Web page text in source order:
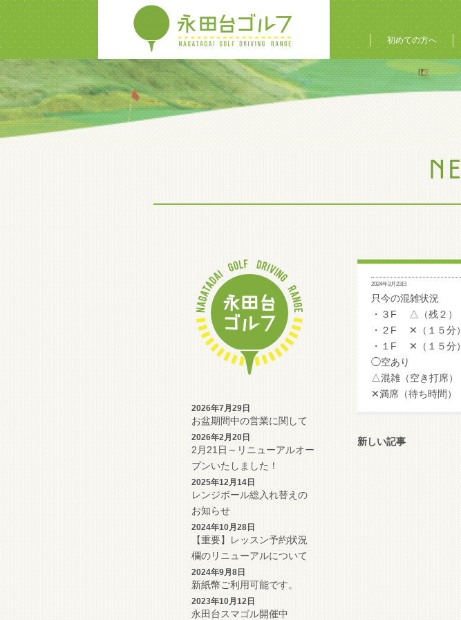
初めての方へ
2026年7月29日
お盆期間中の営業に関して
2026年2月20日
2月21日～リニューアルオー
プンいたしました！
2025年12月14日
レンジボール総入れ替えの
お知らせ
2024年10月28日
【重要】レッスン予約状況
欄のリニューアルについて
2024年9月8日
新紙幣ご利用可能です。
2023年10月12日
永田台スマゴル開催中
2024年3月23日
只今の混雑状況
・３F △（残２）
・２F ✕（１５分）
・１F ✕（１５分）
◯空あり
△混雑（空き打席）
✕満席（待ち時間）
新しい記事